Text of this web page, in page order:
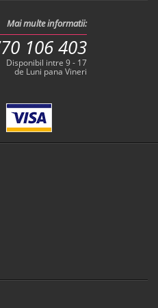
Mai multe informatii:
106 403
Disponibil intre 9 - 17
de Luni pana Vineri